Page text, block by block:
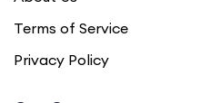
Terms of Service
Privacy Policy